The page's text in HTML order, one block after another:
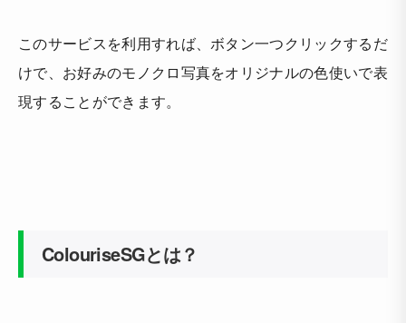
このサービスを利用すれば、ボタン一つクリックするだ
けで、お好みのモノクロ写真をオリジナルの色使いで表
現することができます。
ColouriseSGとは？